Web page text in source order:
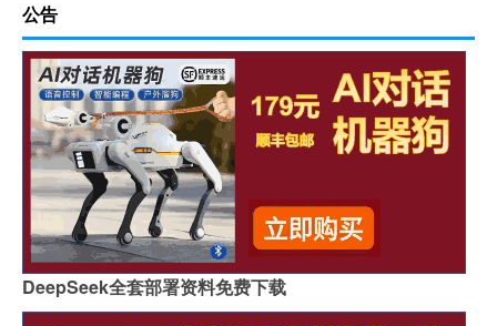
公告
DeepSeek全套部署资料免费下载